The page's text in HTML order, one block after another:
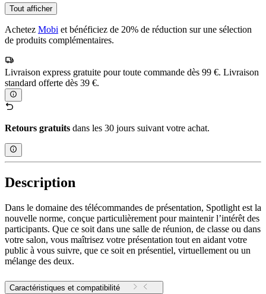
Tout afficher
Achetez Mobi et bénéficiez de 20% de réduction sur une sélection
de produits complémentaires.
Livraison express gratuite pour toute commande dès 99 €. Livraison
standard offerte dès 39 €.
Retours gratuits dans les 30 jours suivant votre achat.
Description
Dans le domaine des télécommandes de présentation, Spotlight est la
nouvelle norme, conçue particulièrement pour maintenir l’intérêt des
participants. Que ce soit dans une salle de réunion, de classe ou dans
votre salon, vous maîtrisez votre présentation tout en aidant votre
public à vous suivre, que ce soit en présentiel, virtuellement ou un
mélange des deux.
Caractéristiques et compatibilité